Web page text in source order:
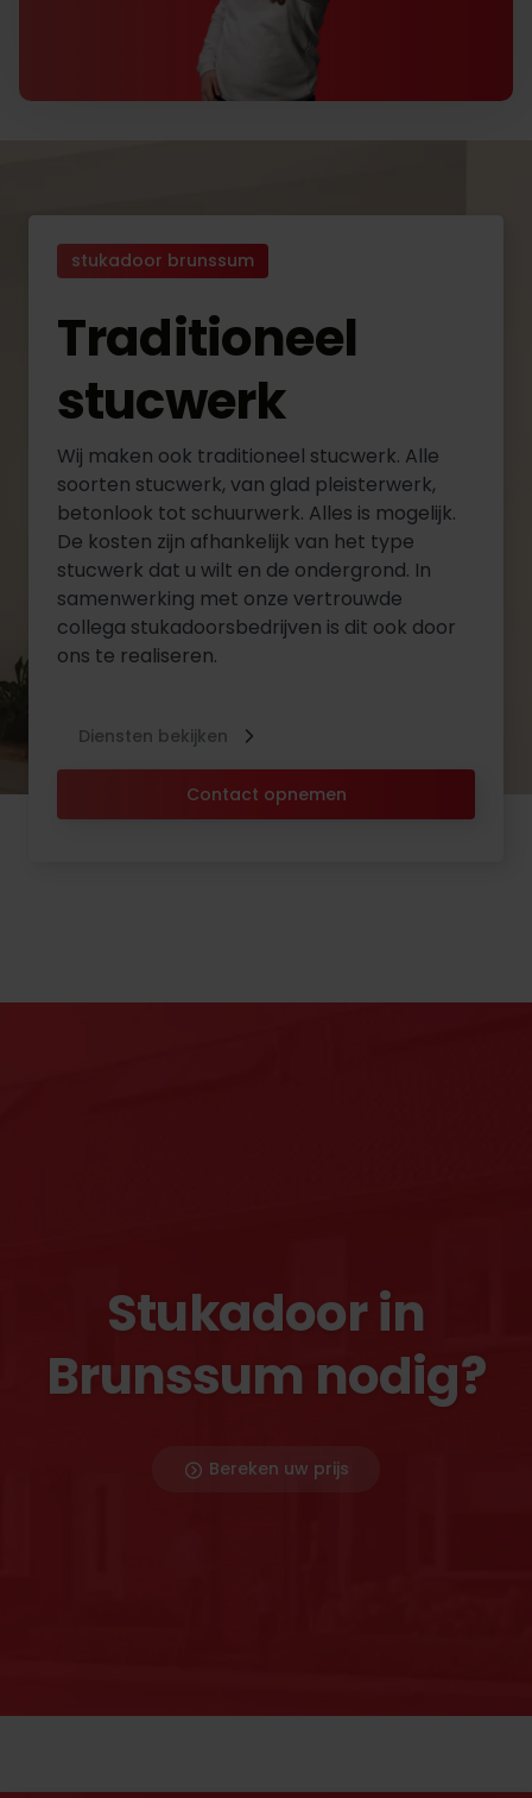
stukadoor brunssum
Traditioneel
stucwerk
Wij maken ook traditioneel stucwerk. Alle
soorten stucwerk, van glad pleisterwerk,
betonlook tot schuurwerk. Alles is mogelijk.
De kosten zijn afhankelijk van het type
stucwerk dat u wilt en de ondergrond. In
samenwerking met onze vertrouwde
collega stukadoorsbedrijven is dit ook door
ons te realiseren.
Contact opnemen
Diensten bekijken
Stukadoor in
Brunssum nodig?
Bereken uw prijs